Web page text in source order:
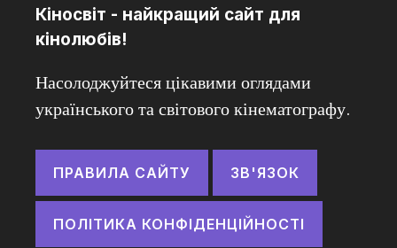
Кіносвіт - найкращий сайт для
кінолюбів!
Насолоджуйтеся цікавими оглядами
українського та світового кінематографу.
ПРАВИЛА САЙТУ ЗВ'ЯЗОК
ПОЛІТИКА КОНФІДЕНЦІЙНОСТІ